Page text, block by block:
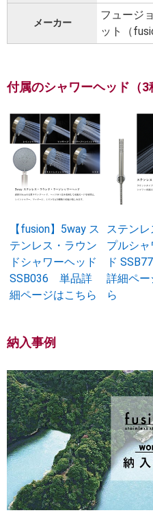
メーカー
フュージ
ット（
付属のシャワーヘッド（3
【fusion】5way ス
テンレス・ラウン
ドシャワーヘッド
SSB036 単品詳
細ページはこちら
ステン
プルシャ
ド
詳細ペー
ら
納入事例